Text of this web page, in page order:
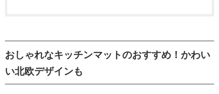
おしゃれなキッチンマットのおすすめ！かわい
い北欧デザインも